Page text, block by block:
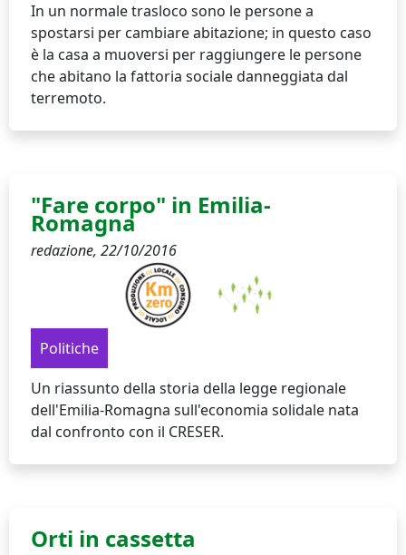
In un normale trasloco sono le persone a
spostarsi per cambiare abitazione; in questo caso
è la casa a muoversi per raggiungere le persone
che abitano la fattoria sociale danneggiata dal
terremoto.
"Fare corpo" in Emilia-
Romagna
redazione, 22/10/2016
Politiche
Un riassunto della storia della legge regionale
dell'Emilia-Romagna sull'economia solidale nata
dal confronto con il CRESER.
Orti in cassetta